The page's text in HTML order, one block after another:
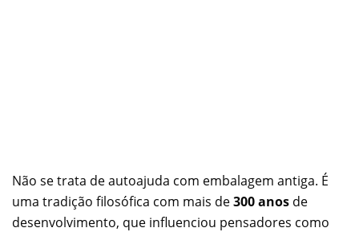
Não se trata de autoajuda com embalagem antiga. É
uma tradição filosófica com mais de300 anos de
desenvolvimento, que influenciou pensadores como